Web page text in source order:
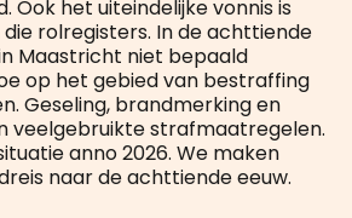
Ook het uiteindelijke vonnis is
rolregisters. In de achttiende
Maastricht niet bepaald
op het gebied van bestraffing
Geseling, brandmerking en
veelgebruikte strafmaatregelen.
anno 2026. We maken
naar de achttiende eeuw.